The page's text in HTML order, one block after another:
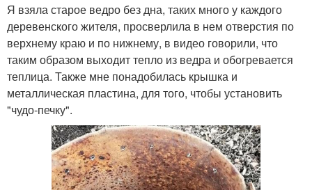
Я взяла старое ведро без дна, таких много у каждого
деревенского жителя, просверлила в нем отверстия по
верхнему краю и по нижнему, в видео говорили, что
таким образом выходит тепло из ведра и обогревается
теплица. Также мне понадобилась крышка и
металлическая пластина, для того, чтобы установить
"чудо-печку".